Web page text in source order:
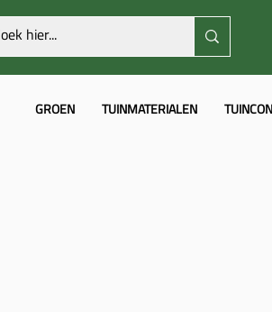
GROEN TUINMATERIALEN